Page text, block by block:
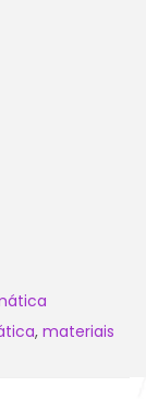
, materiais